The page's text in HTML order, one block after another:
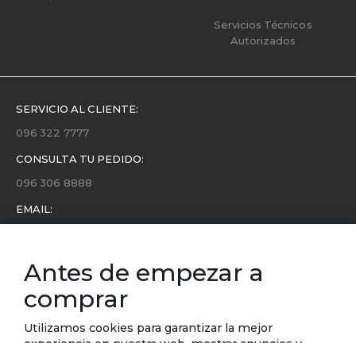
Servicios Técnicos
Autorizados
SERVICIO AL CLIENTE:
096 322 7777
CONSULTA TU PEDIDO:
096 306 8888
EMAIL:
Conoce toda la información sobre últimas colecciones,
eventos y ofertas.
Subscríbete a nuestro newsletter
Antes de empezar a
comprar
Utilizamos cookies para garantizar la mejor